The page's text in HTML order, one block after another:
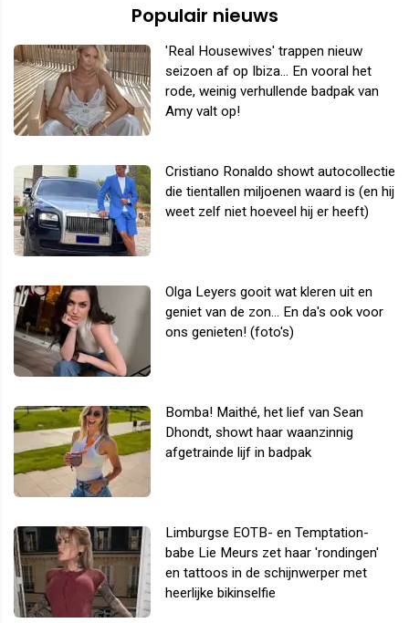
Populair nieuws
'Real Housewives' trappen nieuw
seizoen af op Ibiza... En vooral het
rode, weinig verhullende badpak van
Amy valt op!
Cristiano Ronaldo showt autocollectie
die tientallen miljoenen waard is (en hij
weet zelf niet hoeveel hij er heeft)
Olga Leyers gooit wat kleren uit en
geniet van de zon... En da's ook voor
ons genieten! (foto's)
Bomba! Maithé, het lief van Sean
Dhondt, showt haar waanzinnig
afgetrainde lijf in badpak
Limburgse EOTB- en Temptation-
babe Lie Meurs zet haar 'rondingen'
en tattoos in de schijnwerper met
heerlijke bikinselfie